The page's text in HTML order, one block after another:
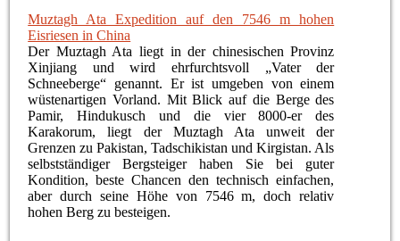
Muztagh Ata Expedition auf den 7546 m hohen
Eisriesen in China
Der Muztagh Ata liegt in der chinesischen Provinz
Xinjiang und wird ehrfurchtsvoll „Vater der
Schneeberge“ genannt. Er ist umgeben von einem
wüstenartigen Vorland. Mit Blick auf die Berge des
Pamir, Hindukusch und die vier 8000-er des
Karakorum, liegt der Muztagh Ata unweit der
Grenzen zu Pakistan, Tadschikistan und Kirgistan. Als
selbstständiger Bergsteiger haben Sie bei guter
Kondition, beste Chancen den technisch einfachen,
aber durch seine Höhe von 7546 m, doch relativ
hohen Berg zu besteigen.